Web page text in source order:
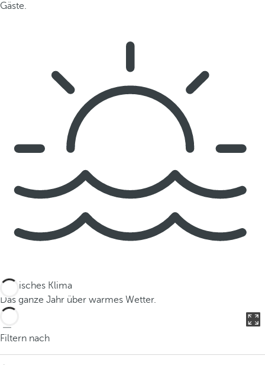
Gäste.
Tropisches Klima
Das ganze Jahr über warmes Wetter.
Filtern nach